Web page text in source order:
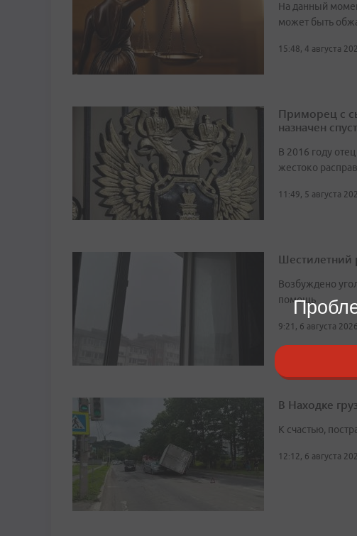
На данный
может быть
15:48, 4 августа
Приморец с
назначен
В 2016 году
жестоко
11:49, 5 августа
Шестилетний
Возбуждено
помощь
9:21, 6 августа 2026
В Находке
К счастью,
12:12, 6 августа